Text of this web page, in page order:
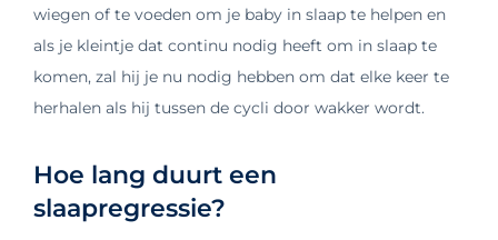
wiegen of te voeden om je baby in slaap te helpen en
als je kleintje dat continu nodig heeft om in slaap te
komen, zal hij je nu nodig hebben om dat elke keer te
herhalen als hij tussen de cycli door wakker wordt.
Hoe lang duurt een
slaapregressie?